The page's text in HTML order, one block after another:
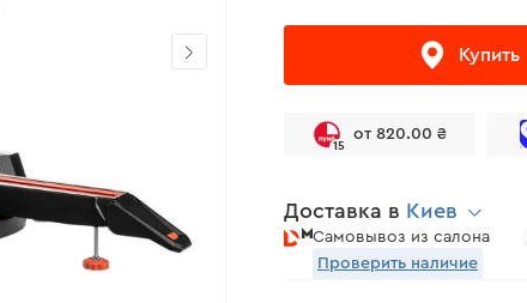
Купить
15
от 820.00 ₴
Доставка в Киев
Самовывоз из салона
Проверить наличие